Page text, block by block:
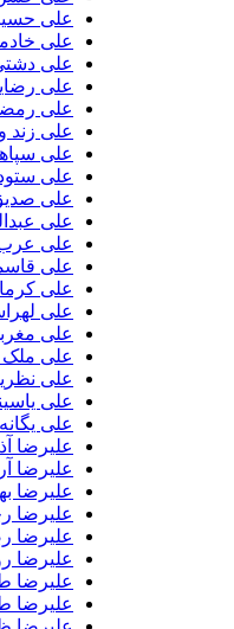
علی حسینی
علی خادمی
علی دشتی
علی رضایی
علی رمضانپور و
علی زند وکیلی
علی سپاهی
علی ستوده
علی صدیق
علی عبدالمالکی
علی عرب تبار
علی قاسمی
علی کرمانشاهی
علی لهراسبی
علی مغربی
علی ملک پور
علی نظریان
علی یاسینی
علی یگانه
علیرضا آذر
علیرضا آراسته
علیرضا بهمنی
علیرضا رحیم ناز
علیرضا رضایی
علیرضا روزگار
علیرضا طلیسچی
علیرضا طلیسچی